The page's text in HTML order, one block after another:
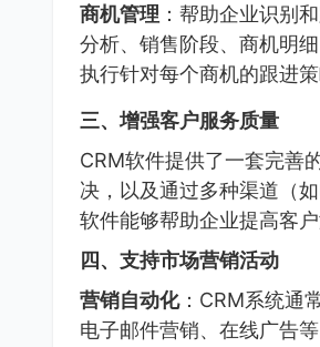
商机管理 ：帮助企业识别
分析、销售阶段、商机明
执行针对每个商机的跟进
三、增强客户服务质量
CRM软件提供了一套完善
决，以及通过多种渠道（
软件能够帮助企业提高客
四、支持市场营销活动
营销自动化：CRM系统通
电子邮件营销、在线广告